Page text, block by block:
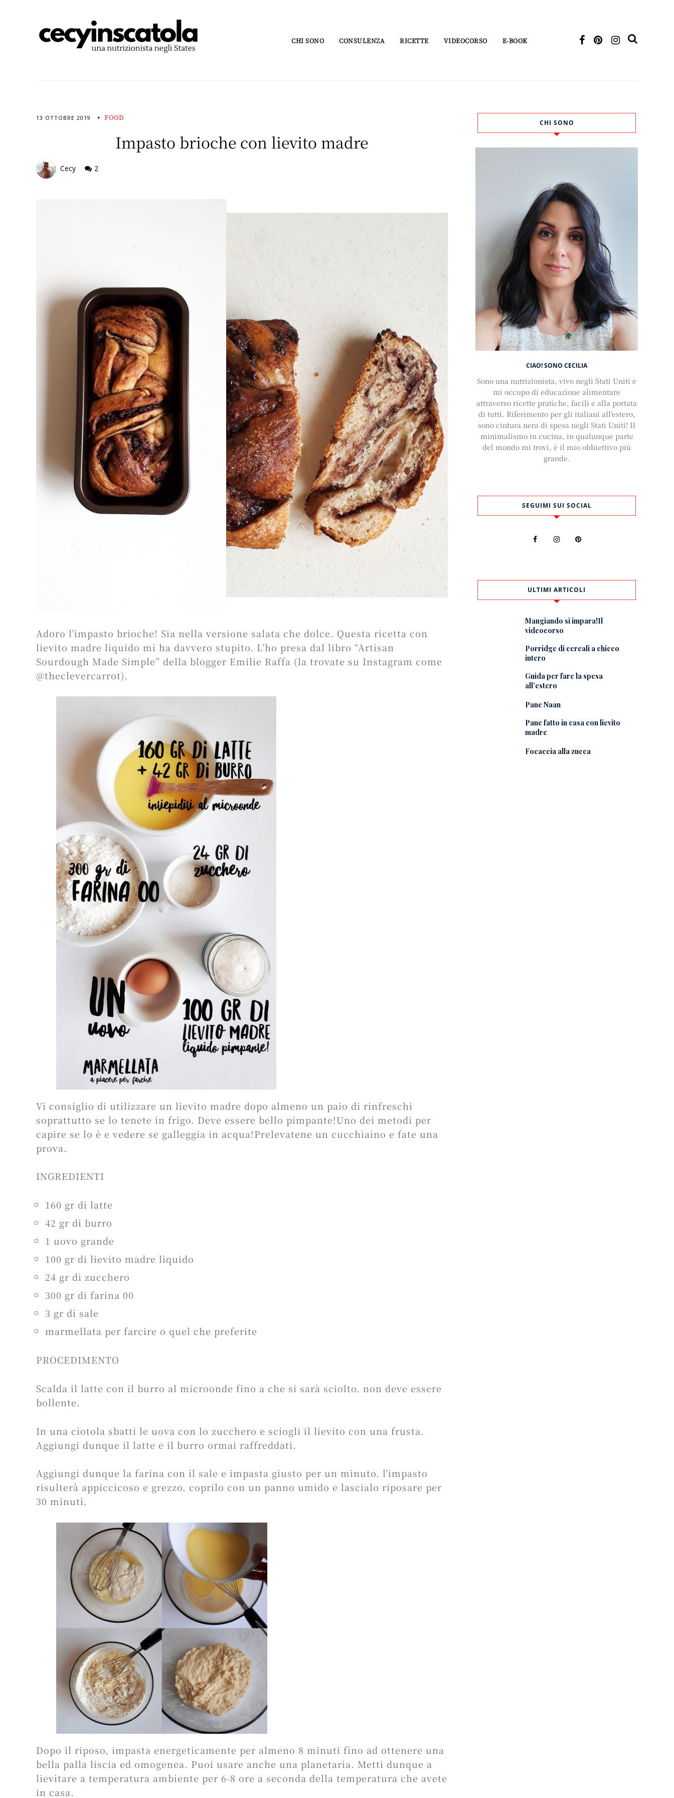
CHI SONO CONSULENZA RICETTE VIDEOCORSO E-BOOK
13 OTTOBRE 2019 FOOD
Impasto brioche con lievito madre
Cecy 2
Adoro l’impasto brioche! Sia nella versione salata che dolce. Questa ricetta con
lievito madre liquido mi ha davvero stupito. L’ho presa dal libro “Artisan
Sourdough Made Simple” della blogger Emilie Raffa (la trovate su Instagram come
@theclevercarrot).
Vi consiglio di utilizzare un lievito madre dopo almeno un paio di rinfreschi
soprattutto se lo tenete in frigo. Deve essere bello pimpante!Uno dei metodi per
capire se lo è e vedere se galleggia in acqua!Prelevatene un cucchiaino e fate una
prova.
INGREDIENTI
160 gr di latte
42 gr di burro
1 uovo grande
100 gr di lievito madre liquido
24 gr di zucchero
300 gr di farina 00
3 gr di sale
marmellata per farcire o quel che preferite
PROCEDIMENTO
Scalda il latte con il burro al microonde fino a che si sarà sciolto. non deve essere
bollente.
In una ciotola sbatti le uova con lo zucchero e sciogli il lievito con una frusta.
Aggiungi dunque il latte e il burro ormai raffreddati.
Aggiungi dunque la farina con il sale e impasta giusto per un minuto. l’impasto
risulterà appiccicoso e grezzo. coprilo con un panno umido e lascialo riposare per
30 minuti.
Dopo il riposo, impasta energeticamente per almeno 8 minuti fino ad ottenere una
bella palla liscia ed omogenea. Puoi usare anche una planetaria. Metti dunque a
lievitare a temperatura ambiente per 6-8 ore a seconda della temperatura che avete
in casa.
CHI SONO
CIAO! SONO CECILIA
Sono una nutrizionista, vivo negli Stati Uniti e
mi occupo di educazione alimentare
attraverso ricette pratiche, facili e alla portata
di tutti. Riferimento per gli italiani all'estero,
sono cintura nera di spesa negli Stati Uniti! Il
minimalismo in cucina, in qualunque parte
del mondo mi trovi, è il mio obbiettivo più
grande.
SEGUIMI SUI SOCIAL
ULTIMI ARTICOLI
Mangiando si impara!Il
videocorso
Porridge di cereali a chicco
intero
Guida per fare la spesa
all’estero
Pane Naan
Pane fatto in casa con lievito
madre
Focaccia alla zucca